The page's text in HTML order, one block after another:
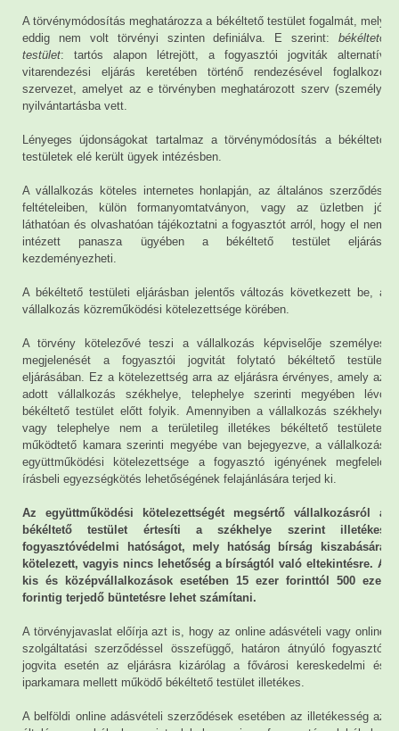
A törvénymódosítás meghatározza a békéltető testület fogalmát, mely
eddig nem volt törvényi szinten definiálva. E szerint: békéltető
testület: tartós alapon létrejött, a fogyasztói jogviták alternatív
vitarendezési eljárás keretében történő rendezésével foglalkozó
szervezet, amelyet az e törvényben meghatározott szerv (személy)
nyilvántartásba vett.
Lényeges újdonságokat tartalmaz a törvénymódosítás a békéltető
testületek elé került ügyek intézésben.
A vállalkozás köteles internetes honlapján, az általános szerződési
feltételeiben, külön formanyomtatványon, vagy az üzletben jól
láthatóan és olvashatóan tájékoztatni a fogyasztót arról, hogy el nem
intézett panasza ügyében a békéltető testület eljárást
kezdeményezheti.
A békéltető testületi eljárásban jelentős változás következett be, a
vállalkozás közreműködési kötelezettsége körében.
A törvény kötelezővé teszi a vállalkozás képviselője személyes
megjelenését a fogyasztói jogvitát folytató békéltető testület
eljárásában. Ez a kötelezettség arra az eljárásra érvényes, amely az
adott vállalkozás székhelye, telephelye szerinti megyében lévő
békéltető testület előtt folyik. Amennyiben a vállalkozás székhelye
vagy telephelye nem a területileg illetékes békéltető testületet
működtető kamara szerinti megyébe van bejegyezve, a vállalkozás
együttműködési kötelezettsége a fogyasztó igényének megfelelő
írásbeli egyezségkötés lehetőségének felajánlására terjed ki.
Az együttműködési kötelezettségét megsértő vállalkozásról a
békéltető testület értesíti a székhelye szerint illetékes
fogyasztóvédelmi hatóságot, mely hatóság bírság kiszabására
kötelezett, vagyis nincs lehetőség a bírságtól való eltekintésre. A
kis és középvállalkozások esetében 15 ezer forinttól 500 ezer
forintig terjedő büntetésre lehet számítani.
A törvényjavaslat előírja azt is, hogy az online adásvételi vagy online
szolgáltatási szerződéssel összefüggő, határon átnyúló fogyasztói
jogvita esetén az eljárásra kizárólag a fővárosi kereskedelmi és
iparkamara mellett működő békéltető testület illetékes.
A belföldi online adásvételi szerződések esetében az illetékesség az